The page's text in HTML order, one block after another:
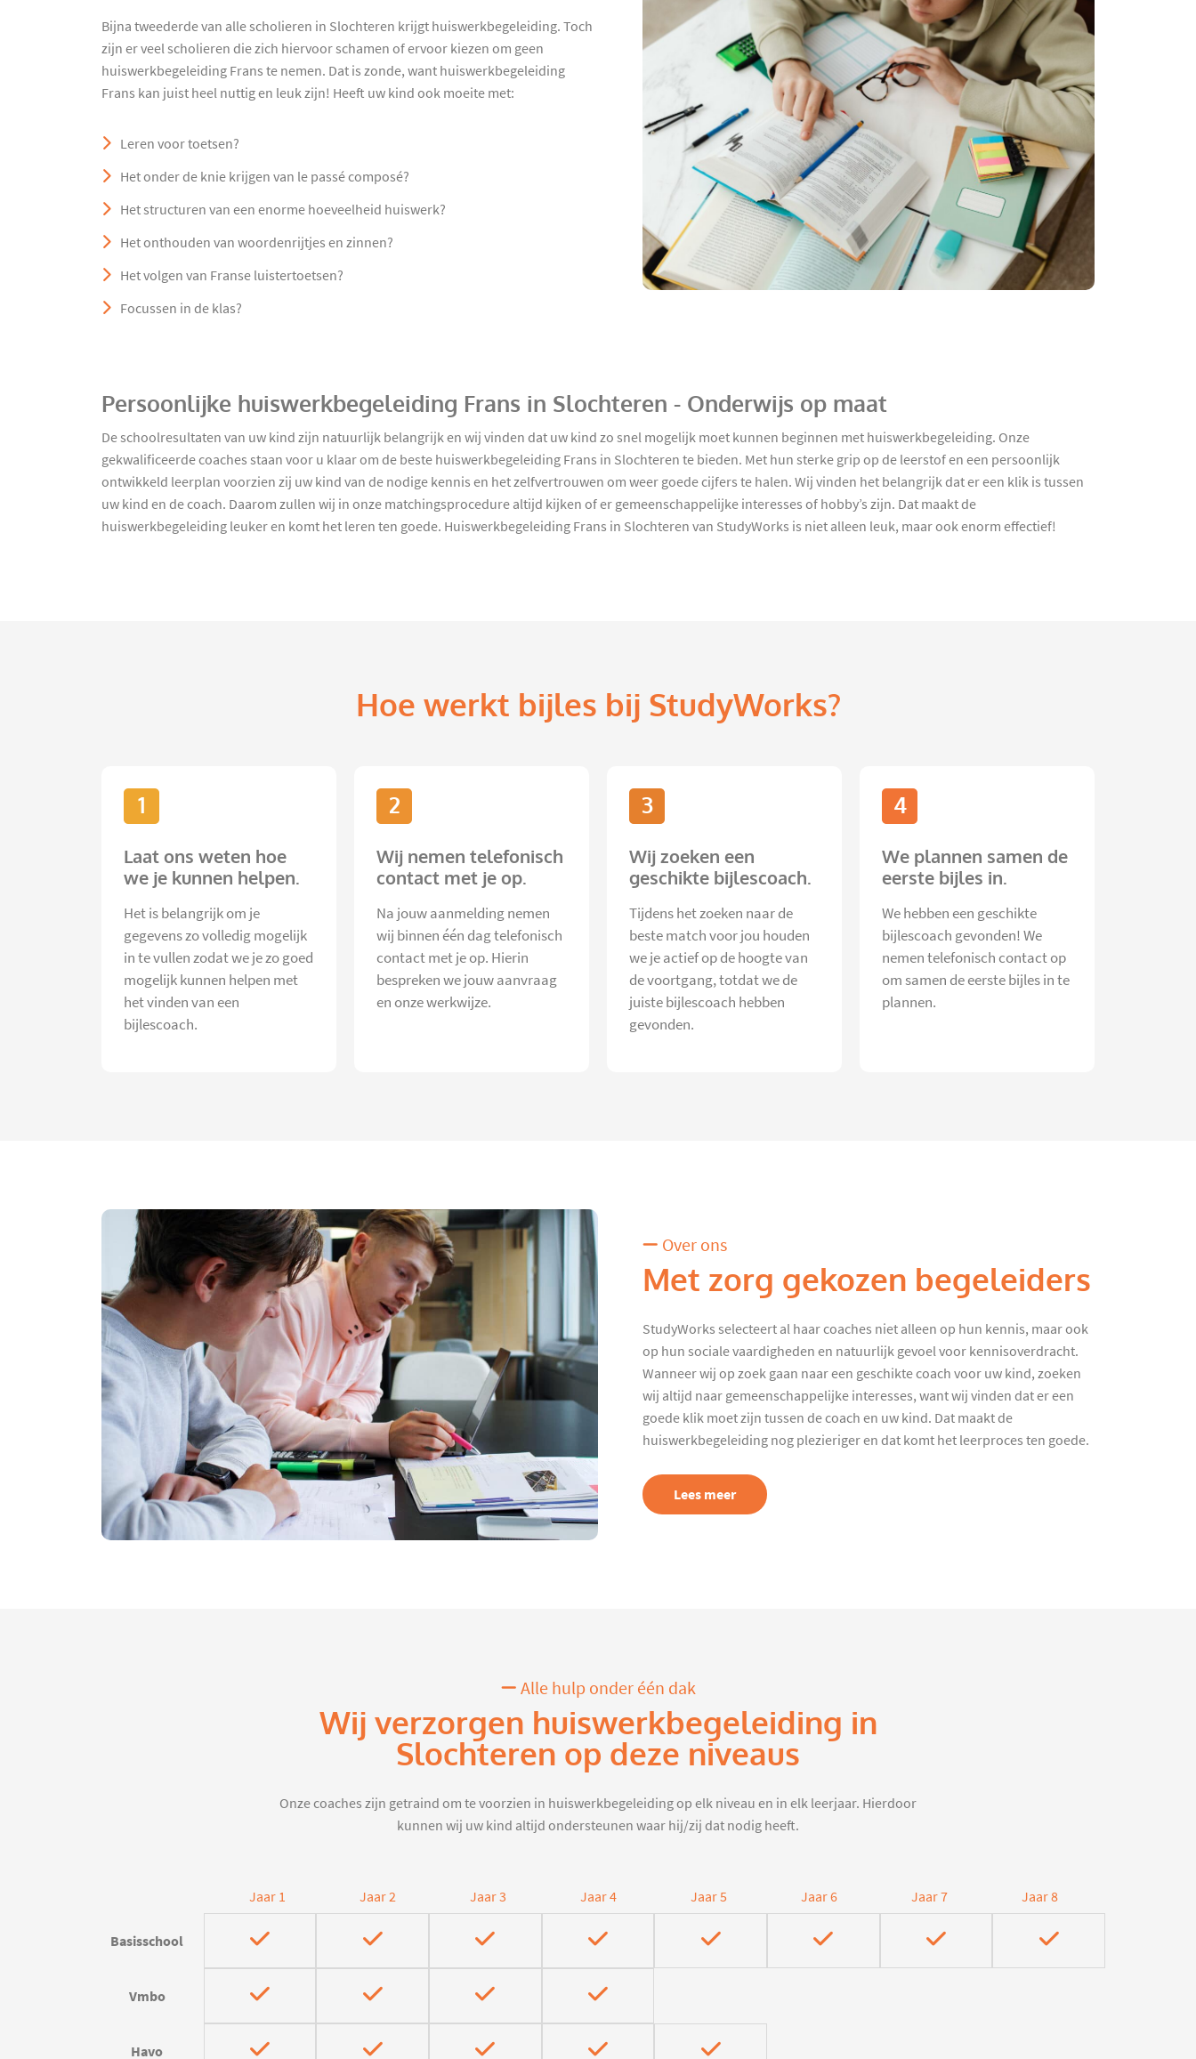
Bijna tweederde van alle scholieren in Slochteren krijgt huiswerkbegeleiding. Toch
zijn er veel scholieren die zich hiervoor schamen of ervoor kiezen om geen
huiswerkbegeleiding Frans te nemen. Dat is zonde, want huiswerkbegeleiding
Frans kan juist heel nuttig en leuk zijn! Heeft uw kind ook moeite met:
Leren voor toetsen?
Het onder de knie krijgen van le passé composé?
Het structuren van een enorme hoeveelheid huiswerk?
Het onthouden van woordenrijtjes en zinnen?
Het volgen van Franse luistertoetsen?
Focussen in de klas?
Persoonlijke huiswerkbegeleiding Frans in Slochteren - Onderwijs op maat
De schoolresultaten van uw kind zijn natuurlijk belangrijk en wij vinden dat uw kind zo snel mogelijk moet kunnen beginnen met huiswerkbegeleiding. Onze
gekwalificeerde coaches staan voor u klaar om de beste huiswerkbegeleiding Frans in Slochteren te bieden. Met hun sterke grip op de leerstof en een persoonlijk
ontwikkeld leerplan voorzien zij uw kind van de nodige kennis en het zelfvertrouwen om weer goede cijfers te halen. Wij vinden het belangrijk dat er een klik is tussen
uw kind en de coach. Daarom zullen wij in onze matchingsprocedure altijd kijken of er gemeenschappelijke interesses of hobby’s zijn. Dat maakt de
huiswerkbegeleiding leuker en komt het leren ten goede. Huiswerkbegeleiding Frans in Slochteren van StudyWorks is niet alleen leuk, maar ook enorm effectief!
Hoe werkt bijles bij StudyWorks?
1
Laat ons weten hoe
we je kunnen helpen.
Het is belangrijk om je
gegevens zo volledig mogelijk
in te vullen zodat we je zo goed
mogelijk kunnen helpen met
het vinden van een
bijlescoach.
2
Wij nemen telefonisch
contact met je op.
Na jouw aanmelding nemen
wij binnen één dag telefonisch
contact met je op. Hierin
bespreken we jouw aanvraag
en onze werkwijze.
3
Wij zoeken een
geschikte bijlescoach.
Tijdens het zoeken naar de
beste match voor jou houden
we je actief op de hoogte van
de voortgang, totdat we de
juiste bijlescoach hebben
gevonden.
4
We plannen samen de
eerste bijles in.
We hebben een geschikte
bijlescoach gevonden! We
nemen telefonisch contact op
om samen de eerste bijles in te
plannen.
Over ons
Met zorg gekozen begeleiders
StudyWorks selecteert al haar coaches niet alleen op hun kennis, maar ook
op hun sociale vaardigheden en natuurlijk gevoel voor kennisoverdracht.
Wanneer wij op zoek gaan naar een geschikte coach voor uw kind, zoeken
wij altijd naar gemeenschappelijke interesses, want wij vinden dat er een
goede klik moet zijn tussen de coach en uw kind. Dat maakt de
huiswerkbegeleiding nog plezieriger en dat komt het leerproces ten goede.
Lees meer
Alle hulp onder één dak
Wij verzorgen huiswerkbegeleiding in
Slochteren op deze niveaus
Onze coaches zijn getraind om te voorzien in huiswerkbegeleiding op elk niveau en in elk leerjaar. Hierdoor
kunnen wij uw kind altijd ondersteunen waar hij/zij dat nodig heeft.
Jaar 1 Jaar 2 Jaar 3 Jaar 4 Jaar 5 Jaar 6 Jaar 7 Jaar 8
Basisschool
Vmbo
Havo